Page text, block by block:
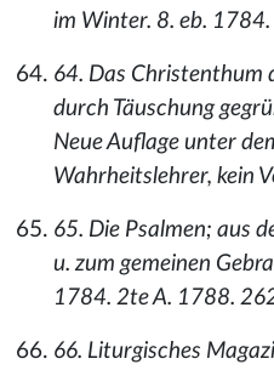
im Winter. 8. eb. 1784.
64. Das Christenthum
durch Täuschung
Neue Auflage unter
Wahrheitslehrer, kein
65. Die Psalmen; aus
u. zum gemeinen
1784. 2te A. 1788.
66. Liturgisches